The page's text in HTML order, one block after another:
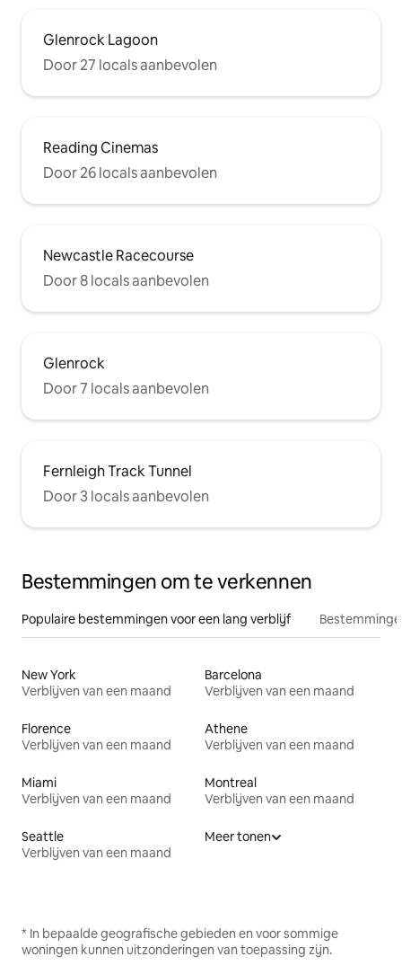
Glenrock Lagoon
Door 27 locals aanbevolen
Reading Cinemas
Door 26 locals aanbevolen
Newcastle Racecourse
Door 8 locals aanbevolen
Glenrock
Door 7 locals aanbevolen
Fernleigh Track Tunnel
Door 3 locals aanbevolen
Bestemmingen om te verkennen
Populaire bestemmingen voor een lang verblijf
New York
Verblijven van een maand
Barcelona
Verblijven van een maand
Florence
Verblijven van een maand
Athene
Verblijven van een maand
Miami
Verblijven van een maand
Montreal
Verblijven van een maand
Seattle
Verblijven van een maand
Meer tonen
* In bepaalde geografische gebieden en voor sommige
woningen kunnen uitzonderingen van toepassing zijn.